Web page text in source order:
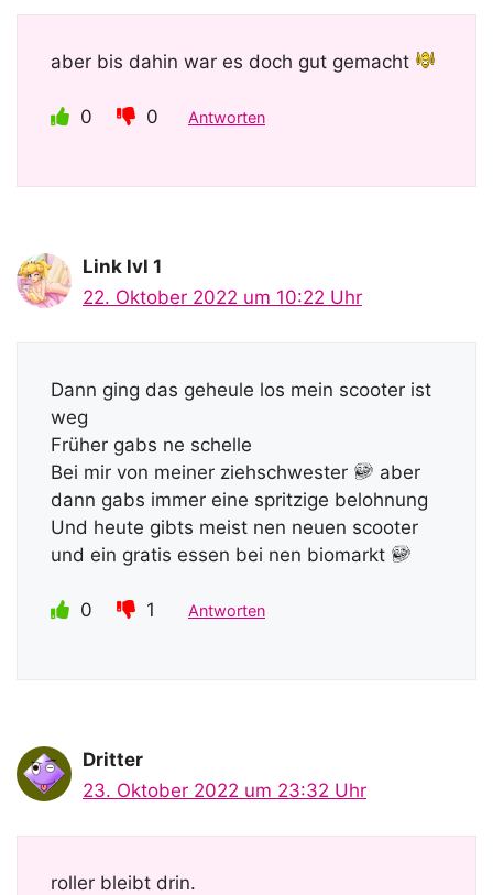
aber bis dahin war es doch gut gemacht
0 0 Antworten
Link lvl 1
22. Oktober 2022 um 10:22 Uhr
Dann ging das geheule los mein scooter ist
weg
Früher gabs ne schelle
Bei mir von meiner ziehschwester
aber
dann gabs immer eine spritzige belohnung
Und heute gibts meist nen neuen scooter
und ein gratis essen bei nen biomarkt
0 1 Antworten
Dritter
23. Oktober 2022 um 23:32 Uhr
roller bleibt drin.